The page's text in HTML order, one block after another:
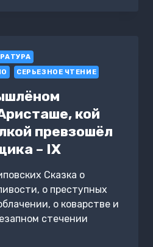
СЕРЬЕЗНОЕ ЧТЕНИЕ
кой
превзошёл
– IX
Сказка о
о преступных
о коварстве и
стечении